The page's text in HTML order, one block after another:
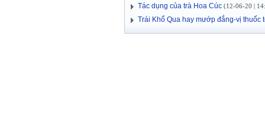
Tác dụng của trà Hoa Cúc (12-06-20 |
Trái Khổ Qua hay mướp đắng-vị thuốc